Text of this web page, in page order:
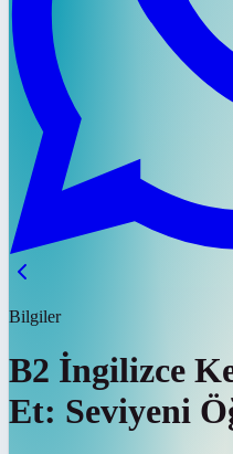
Bilgiler
B2 İngilizce
Et: Seviyeni